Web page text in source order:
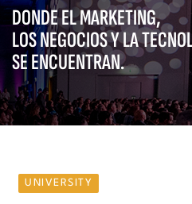
DONDE EL MARKETING,
LOS NEGOCIOS Y LA
SE ENCUENTRAN.
UNIVERSITY